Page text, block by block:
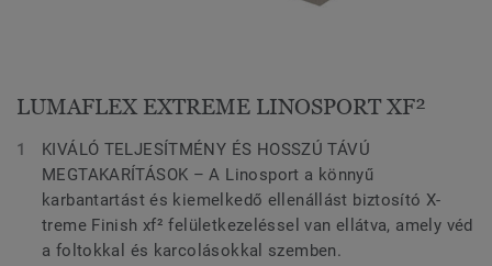
LUMAFLEX EXTREME LINOSPORT XF²
KIVÁLÓ TELJESÍTMÉNY ÉS HOSSZÚ TÁVÚ
MEGTAKARÍTÁSOK – A Linosport a könnyű
karbantartást és kiemelkedő ellenállást biztosító X-
treme Finish xf² felületkezeléssel van ellátva, amely véd
a foltokkal és karcolásokkal szemben.